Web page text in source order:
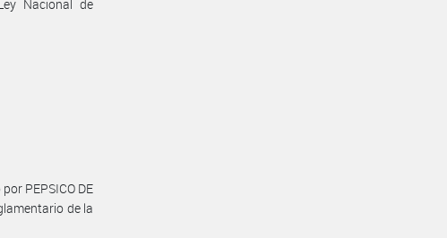
Nacional de
PEPSICO DE
de la